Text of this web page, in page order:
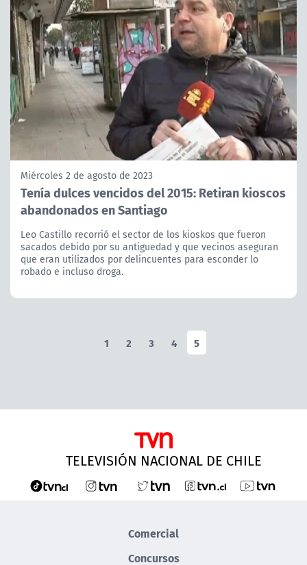
Miércoles 2 de agosto de 2023
Tenía dulces vencidos del 2015: Retiran kioscos
abandonados en Santiago
Leo Castillo recorrió el sector de los kioskos que fueron
sacados debido por su antiguedad y que vecinos aseguran
que eran utilizados por delincuentes para esconder lo
robado e incluso droga.
1 2 3 4 5
TELEVISIÓN NACIONAL DE CHILE
Comercial
Concursos